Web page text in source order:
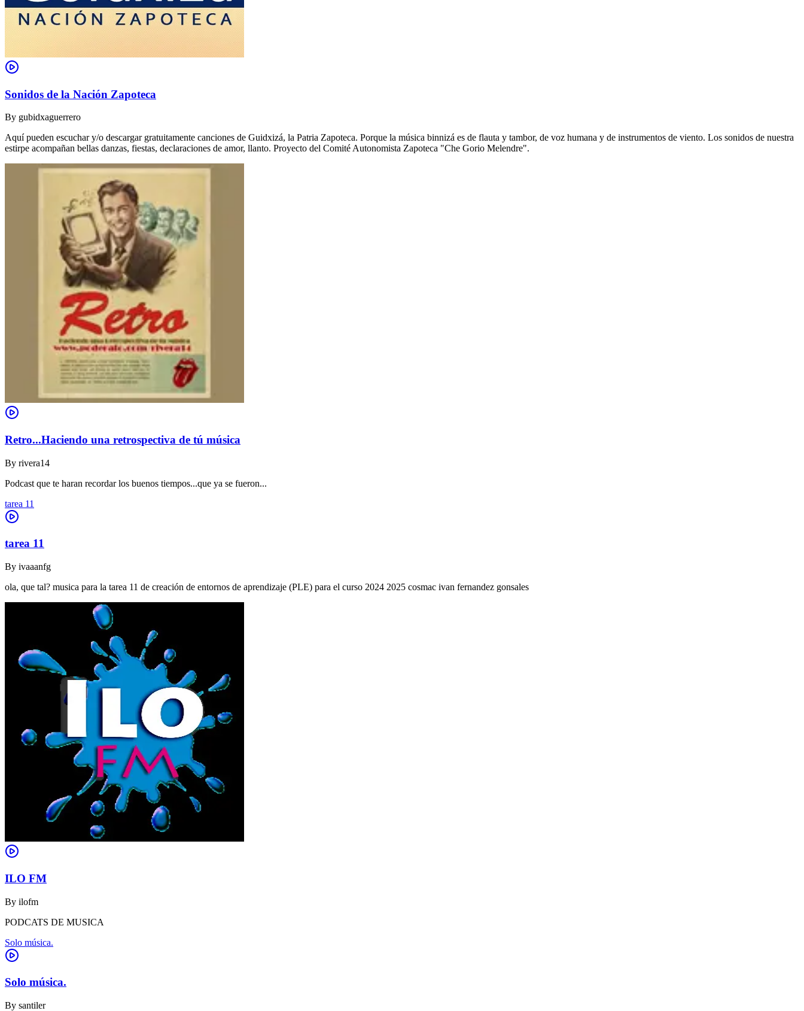
Sonidos de la Nación Zapoteca
By gubidxaguerrero
Aquí pueden escuchar y/o descargar gratuitamente canciones de Guidxizá, la Patria Zapoteca. Porque la música binnizá es de flauta y tambor, de voz humana y de instrumentos de viento. Los sonidos de nuestra
estirpe acompañan bellas danzas, fiestas, declaraciones de amor, llanto. Proyecto del Comité Autonomista Zapoteca "Che Gorio Melendre".
Retro...Haciendo una retrospectiva de tú música
By rivera14
Podcast que te haran recordar los buenos tiempos...que ya se fueron...
tarea 11
tarea 11
By ivaaanfg
ola, que tal? musica para la tarea 11 de creación de entornos de aprendizaje (PLE) para el curso 2024 2025 cosmac ivan fernandez gonsales
ILO FM
By ilofm
PODCATS DE MUSICA
Solo música.
Solo música.
By santiler